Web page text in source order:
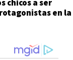
chicos a ser
en la